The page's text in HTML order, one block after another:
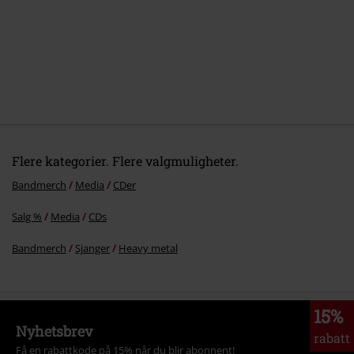
Flere kategorier. Flere valgmuligheter.
Bandmerch Media CDer
Salg % Media CDs
Bandmerch Sjanger Heavy metal
15%
rabatt
Nyhetsbrev
Få en rabattkode på 15% når du blir abonnent!